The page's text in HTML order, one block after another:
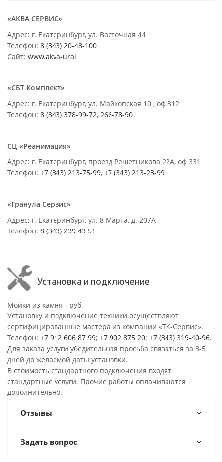
«АКВА СЕРВИС»
Адрес: г. Екатеринбург, ул. Восточная 44
Телефон: 8 (343) 20-48-100
Сайт: www.akva-ural
«СБТ Комплект»
Адрес: г. Екатеринбург, ул. Майкопская 10 , оф 312
Телефон: 8 (343) 378-99-72, 266-78-90
СЦ «Реанимация»
Адрес: г. Екатеринбург, проезд Решетникова 22А, оф 331
Телефон: +7 (343) 213-75-99, +7 (343) 213-23-99
«Гранула Сервис»
Адрес: г. Екатеринбург, ул. 8 Марта, д. 207А
Телефон: 8 (343) 239 43 51
Установка и подключение
Мойки из камня - руб.
Установку и подключение техники осуществляют
сертифицированные мастера из компании «ТК-Сервис».
Телефон: +7 912 606 87 99; +7 902 875 20; +7 (343) 319-40-96.
Для заказа услуги убедительная просьба связаться за 3-5
дней до желаемой даты установки.
В стоимость стандартного подключения входят
стандартные услуги. Прочие работы оплачиваются
дополнительно.
Отзывы
Задать вопрос